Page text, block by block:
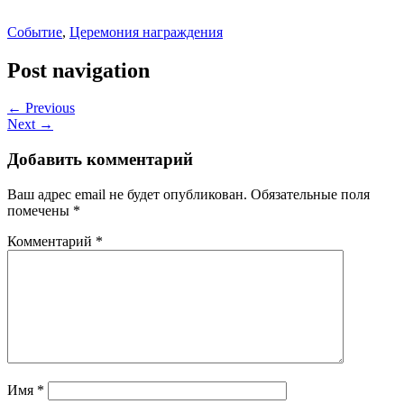
Событие, Церемония награждения
Post navigation
← Previous
Next →
Добавить комментарий
Ваш адрес email не будет опубликован. Обязательные поля
помечены *
Комментарий *
Имя *